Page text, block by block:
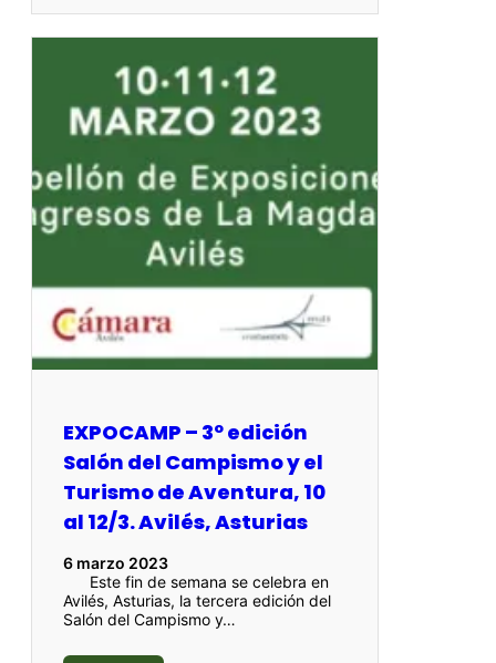
EXPOCAMP – 3º edición
Salón del Campismo y el
Turismo de Aventura, 10
al 12/3. Avilés, Asturias
6 marzo 2023
Este fin de semana se celebra en
Avilés, Asturias, la tercera edición del
Salón del Campismo y…